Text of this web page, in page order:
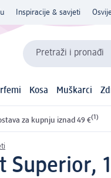
Inspiracije & savjeti
Pretraži i pronađi
Kosa Muškarci
za kupnju iznad 49 €(1)
Superior,